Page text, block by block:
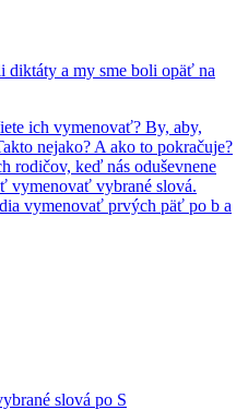
diktáty a my sme boli opäť na
ich vymenovať? By, aby,
nejako? A ako to pokračuje?
rodičov, keď nás oduševnene
vymenovať vybrané slová.
vymenovať prvých päť po b a
slová po S